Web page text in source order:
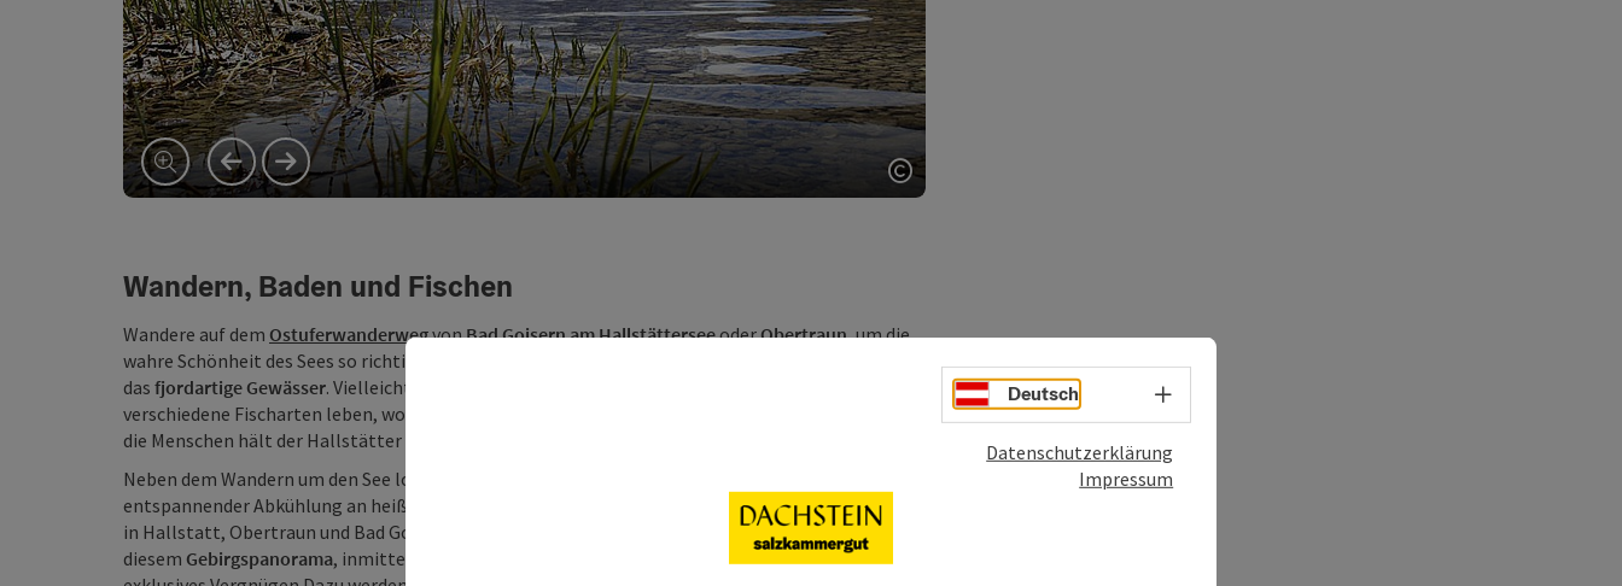
Copyright öffnen
vorheriges Element
nächstes Element
Wandern, Baden und Fischen
Wandere auf dem OstuferwanderwegvonBad Goisern am HallstätterseeoderObertraun, um die
wahre Schönheit des Sees so richtig wirken zu lassen. Er erlaubt ganz besondere Tiefblicke auf
das fjordartige Gewässer. Vielleicht sogar ein bisschen unter die Oberfläche wo zwölf
verschiedene Fischarten leben, wovon die
die Menschen hält der Hallstätter See auch seinen Erholungswert bereit.
Neben dem Wandern um den See lockt das im günstigsten Fall um die
entspannender Abkühlung an heißen Sommertagen.
Strandbäder und Badegelegenheitengibt es
in Hallstatt, Obertraun und Bad Goisern genügend und sie sind
alle kostenlos zu benützen. In
diesem Gebirgspanorama, inmitten der Weltkulturerbe Region zu schwimmen, ist ein wahrlich
Deutsch Sprachwahl - Menü öffnen
Datenschutzerklärung
Impressum